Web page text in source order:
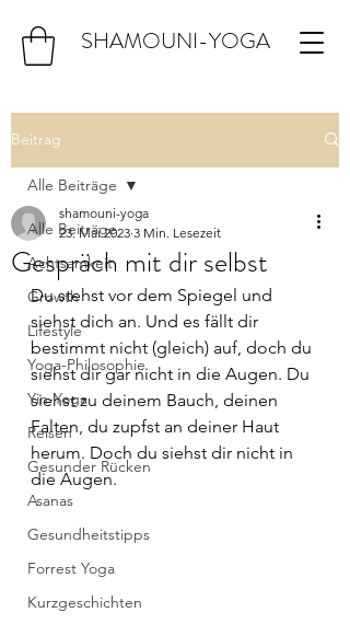
SHAMOUNI-YOGA
Beitrag
Alle Beiträge
Achtsamkeit
Growth
Lifestyle
Yoga-Philosophie
Yin-Yoga
Reisen
Gesunder Rücken
Asanas
Gesundheitstipps
Forrest Yoga
Kurzgeschichten
Alle Beiträge
Gespräch mit dir selbst
shamouni-yoga
23. Mai 2023 3 Min. Lesezeit
Du stehst vor dem Spiegel und
siehst dich an. Und es fällt dir
bestimmt nicht (gleich) auf, doch du
siehst dir gar nicht in die Augen. Du
siehst zu deinem Bauch, deinen
Falten, du zupfst an deiner Haut
herum. Doch du siehst dir nicht in
die Augen.